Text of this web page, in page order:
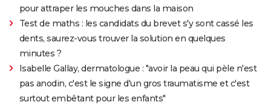
pour attraper les mouches dans la maison
Test de maths : les candidats du brevet s'y sont cassé les
dents, saurez-vous trouver la solution en quelques
minutes ?
Isabelle Gallay, dermatologue : "avoir la peau qui pèle n'est
pas anodin, c'est le signe d'un gros traumatisme et c'est
surtout embêtant pour les enfants"